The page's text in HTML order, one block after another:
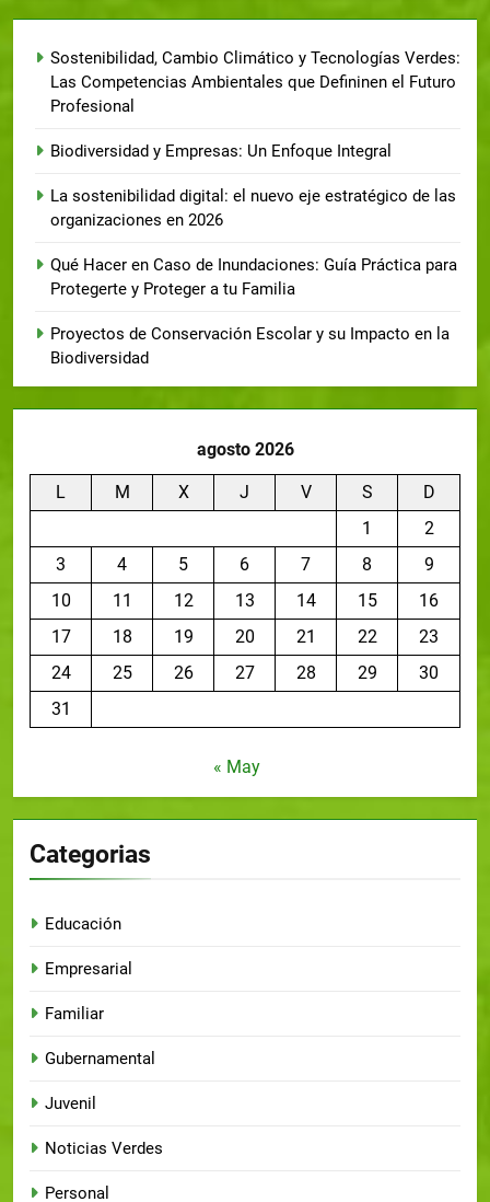
Sostenibilidad, Cambio Climático y Tecnologías Verdes:
Las Competencias Ambientales que Defininen el Futuro
Profesional
Biodiversidad y Empresas: Un Enfoque Integral
La sostenibilidad digital: el nuevo eje estratégico de las
organizaciones en 2026
Qué Hacer en Caso de Inundaciones: Guía Práctica para
Protegerte y Proteger a tu Familia
Proyectos de Conservación Escolar y su Impacto en la
Biodiversidad
agosto 2026
L M X J V S
D
1
2
3
4 5 6 7 8
9
10
11 12 13 14 15
16
17
18 19 20 21 22
23
24
25 26 27 28 29
30
31
« May
Categorias
Educación
Empresarial
Familiar
Gubernamental
Juvenil
Noticias Verdes
Personal